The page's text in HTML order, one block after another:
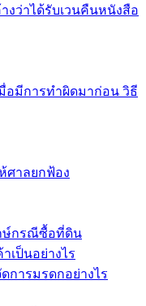
ว่าได้รับเวนคืนหนังสือ
อมีการทำผิดมาก่อน วิธี
ศาลยกฟ้อง
ษ์กรณีซื้อที่ดิน
เป็นอย่างไร
การมรดกอย่างไร